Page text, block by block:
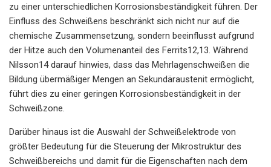
zu einer unterschiedlichen Korrosionsbeständigkeit führen. Der
Einfluss des Schweißens beschränkt sich nicht nur auf die
chemische Zusammensetzung, sondern beeinflusst aufgrund
der Hitze auch den Volumenanteil des Ferrits12,13. Während
Nilsson14 darauf hinwies, dass das Mehrlagenschweißen die
Bildung übermäßiger Mengen an Sekundäraustenit ermöglicht,
führt dies zu einer geringen Korrosionsbeständigkeit in der
Schweißzone.
Darüber hinaus ist die Auswahl der Schweißelektrode von
größter Bedeutung für die Steuerung der Mikrostruktur des
Schweißbereichs und damit für die Eigenschaften nach dem